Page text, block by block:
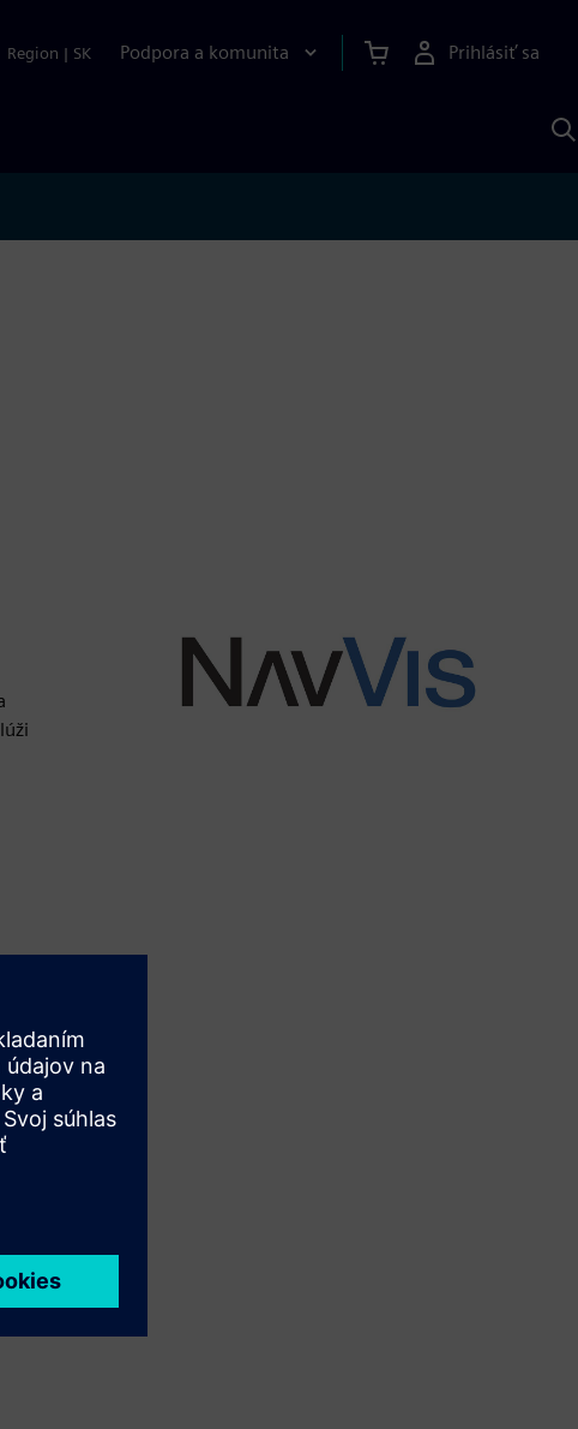
Region | SK Podpora a komunita Prihlásiť sa